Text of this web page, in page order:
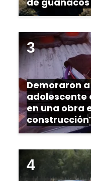
Demoraron
adolescente
en una obra
construcción